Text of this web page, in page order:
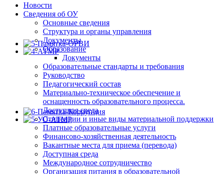
Новости
Сведения об ОУ
Основные сведения
Структура и органы управления
Документы
Образование
Документы
Образовательные стандарты и требования
Руководство
Педагогический состав
Материально-техническое обеспечение и
оснащенность образовательного процесса.
Доступная среда
Стипендии и иные виды материальной поддержки
Платные образовательные услуги
Финансово-хозяйственная деятельность
Вакантные места для приема (перевода)
Доступная среда
Международное сотрудничество
Организация питания в образовательной